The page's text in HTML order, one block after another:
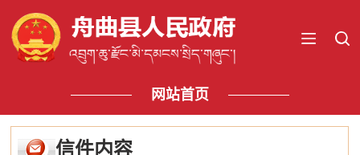
网站首页
信件内容